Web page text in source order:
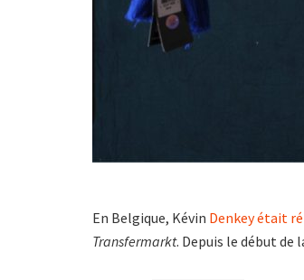
En Belgique, Kévin Denkey était
Transfermarkt. Depuis le début de